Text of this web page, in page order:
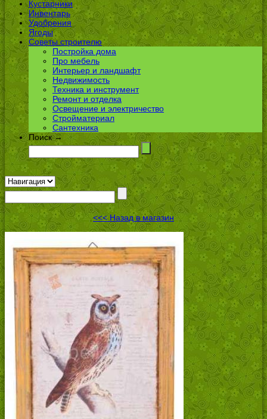
Кустарники
Инвентарь
Удобрения
Ягоды
Советы строителю
Постройка дома
Про мебель
Интерьер и ландшафт
Недвижимость
Техника и инструмент
Ремонт и отделка
Освещение и электричество
Стройматериал
Сантехника
Поиск →
<<< Назад в магазин